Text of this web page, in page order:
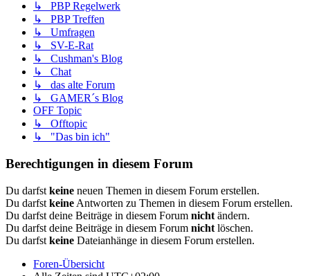
↳ PBP Regelwerk
↳ PBP Treffen
↳ Umfragen
↳ SV-E-Rat
↳ Cushman's Blog
↳ Chat
↳ das alte Forum
↳ GAMER´s Blog
OFF Topic
↳ Offtopic
↳ "Das bin ich"
Berechtigungen in diesem Forum
Du darfst keine neuen Themen in diesem Forum erstellen.
Du darfst keine Antworten zu Themen in diesem Forum erstellen.
Du darfst deine Beiträge in diesem Forum nicht ändern.
Du darfst deine Beiträge in diesem Forum nicht löschen.
Du darfst keine Dateianhänge in diesem Forum erstellen.
Foren-Übersicht